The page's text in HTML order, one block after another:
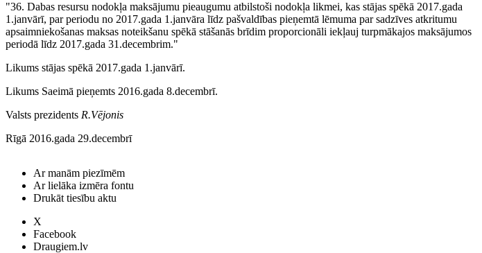
"36. Dabas resursu nodokļa maksājumu pieaugumu atbilstoši nodokļa likmei, kas stājas spēkā 2017.gada
1.janvārī, par periodu no 2017.gada 1.janvāra līdz pašvaldības pieņemtā lēmuma par sadzīves atkritumu
apsaimniekošanas maksas noteikšanu spēkā stāšanās brīdim proporcionāli iekļauj turpmākajos maksājumos
periodā līdz 2017.gada 31.decembrim."
Likums stājas spēkā 2017.gada 1.janvārī.
Likums Saeimā pieņemts 2016.gada 8.decembrī.
Valsts prezidents R.Vējonis
Rīgā 2016.gada 29.decembrī
Ar manām piezīmēm
Ar lielāka izmēra fontu
Drukāt tiesību aktu
X
Facebook
Draugiem.lv